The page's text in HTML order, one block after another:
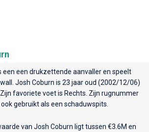
een een drukzettende aanvaller en speelt
. Josh Coburn is 23 jaar oud (2002/12/06)
favoriete voet is Rechts. Zijn rugnummer
gebruikt als een schaduwspits.
van Josh Coburn ligt tussen €3.6M en